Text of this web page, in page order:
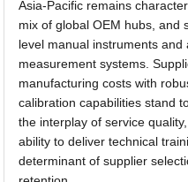
Asia-Pacific remains
mix of global OEM hubs, and
level manual instruments and
measurement systems.
manufacturing costs with
calibration capabilities stand
the interplay of service
ability to deliver technical
determinant of supplier